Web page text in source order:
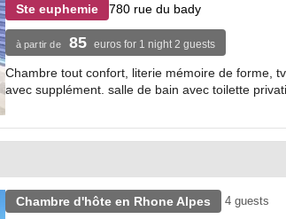
Ste euphemie 780 rue du bady
à partir de 85 euros for 1 night 2 guests
Chambre tout confort, literie mémoire de forme,
avec supplément. salle de bain avec toilette
Chambre d'hôte en Rhone Alpes 4 guests